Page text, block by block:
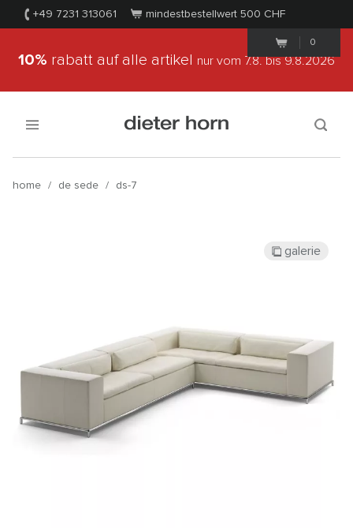
+49 7231 313061 mindestbestellwert 500 CHF
0
10% rabatt auf alle artikel nur vom 7.8.bis 9.8.2026
home / de sede / ds-7
galerie